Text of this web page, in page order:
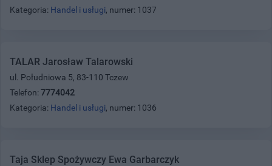
Kategoria: Handel i usługi, numer: 1037
TALAR Jarosław Talarowski
ul. Południowa 5, 83-110 Tczew
Telefon: 7774042
Kategoria: Handel i usługi, numer: 1036
Taja Sklep Spożywczy Ewa Garbarczyk